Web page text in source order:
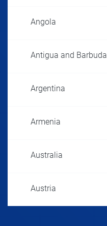
Angola
Antigua and Barbuda
Argentina
Armenia
Australia
Austria